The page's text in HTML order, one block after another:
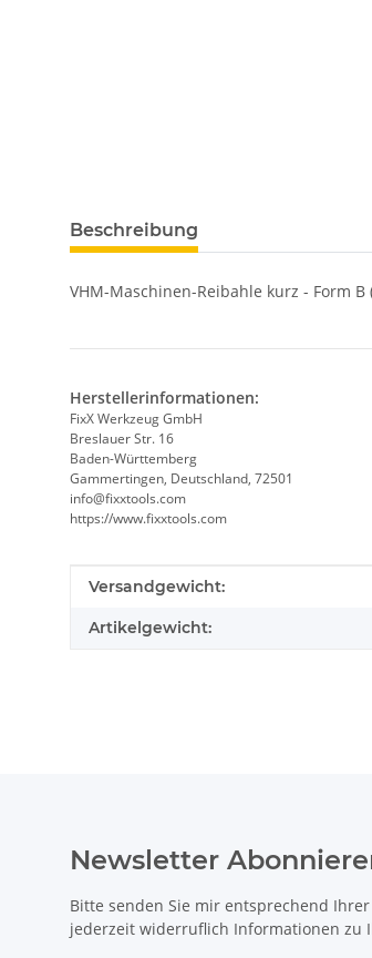
weitere Registerkarten anzeigen
Beschreibung
VHM-Maschinen-Reibahle kurz - Form B
Herstellerinformationen:
FixX Werkzeug GmbH
Breslauer Str. 16
Baden-Württemberg
Gammertingen, Deutschland, 72501
info@fixxtools.com
https://www.fixxtools.com
Produkteigenschaft
Wert
Versandgewicht:
Artikelgewicht:
Newsletter
Bitte senden Sie mir entsprechend Ihrer
jederzeit widerruflich Informationen zu